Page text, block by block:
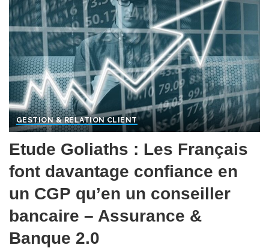
GESTION & RELATION CLIENT
Etude Goliaths : Les Français
font davantage confiance en
un CGP qu’en un conseiller
bancaire – Assurance &
Banque 2.0